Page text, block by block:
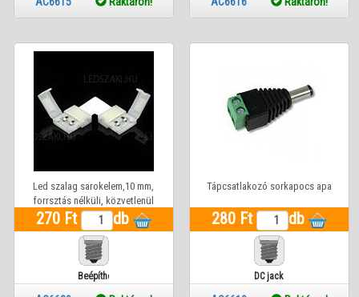
Led szalag sarokelem,10 mm,
forrsztás nélküli, közvetlenül
összedugható Life Light Led ÚJ!
270 Ft db
Beépíthető
Tápcsatlakozó sorkapocs apa
280 Ft db
DC jack